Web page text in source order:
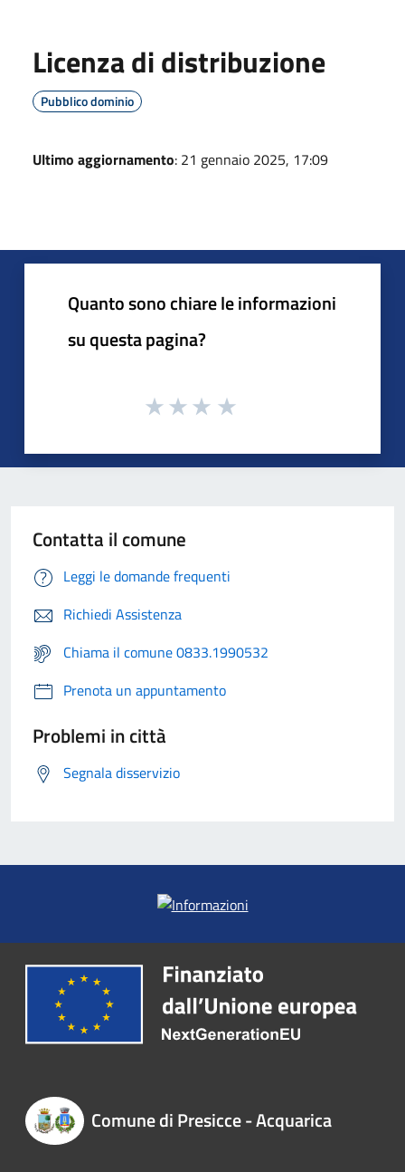
Licenza di distribuzione
Pubblico dominio
Ultimo aggiornamento: 21 gennaio 2025, 17:09
Quanto sono chiare le informazioni
su questa pagina?
Contatta il comune
Leggi le domande frequenti
Richiedi Assistenza
Chiama il comune 0833.1990532
Prenota un appuntamento
Problemi in città
Segnala disservizio
Comune di Presicce - Acquarica